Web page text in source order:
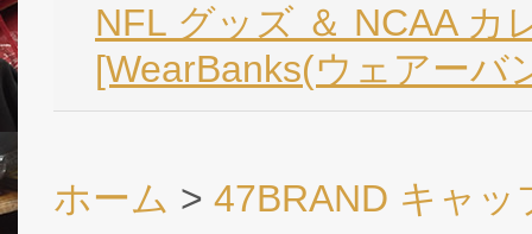
NFL グッズ ＆ NCAA カ
[WearBanks(ウェアーバ
ホーム > 47BRAND キャッ